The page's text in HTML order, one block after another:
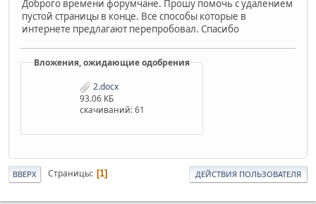
Доброго времени форумчане. Прошу помочь с удалением
пустой страницы в конце. Все способы которые в
интернете предлагают перепробовал. Спасибо
Вложения, ожидающие одобрения
2.docx
93.06 КБ
скачиваний: 61
ВВЕРХ Страницы 1 ДЕЙСТВИЯ ПОЛЬЗОВАТЕЛЯ